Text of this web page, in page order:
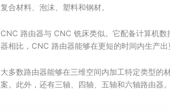
复合材料、泡沫、塑料和钢材。
CNC 路由器与 CNC 铣床类似。它配备计算机
器相比，CNC 路由器能够在更短的时间内生产出
大多数路由器能够在三维空间内加工特定类型的
案。此外，还有三轴、四轴、五轴和六轴路由器。